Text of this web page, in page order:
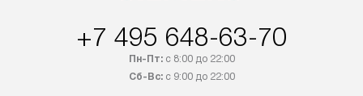
+7 495 648-63-70
Пн-Пт:с 8:00 до 22:00
Сб-Вс:с 9:00 до 22:00